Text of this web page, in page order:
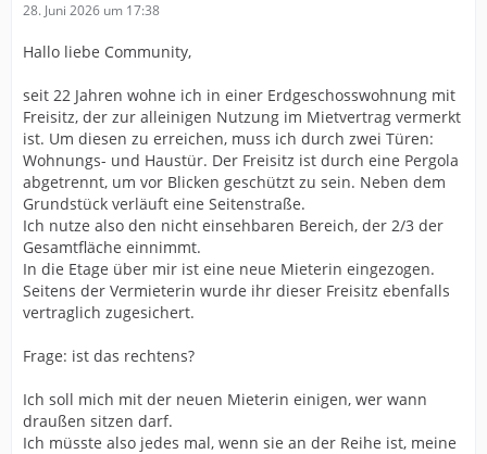
28. Juni 2026 um 17:38
Hallo liebe Community,
seit 22 Jahren wohne ich in einer Erdgeschosswohnung mit
Freisitz, der zur alleinigen Nutzung im Mietvertrag vermerkt
ist. Um diesen zu erreichen, muss ich durch zwei Türen:
Wohnungs- und Haustür. Der Freisitz ist durch eine Pergola
abgetrennt, um vor Blicken geschützt zu sein. Neben dem
Grundstück verläuft eine Seitenstraße.
Ich nutze also den nicht einsehbaren Bereich, der 2/3 der
Gesamtfläche einnimmt.
In die Etage über mir ist eine neue Mieterin eingezogen.
Seitens der Vermieterin wurde ihr dieser Freisitz ebenfalls
vertraglich zugesichert.
Frage: ist das rechtens?
Ich soll mich mit der neuen Mieterin einigen, wer wann
draußen sitzen darf.
Ich müsste also jedes mal, wenn sie an der Reihe ist, meine